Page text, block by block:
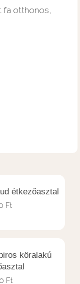
fa otthonos,
étkezőasztal
Ft
köralakú
Ft